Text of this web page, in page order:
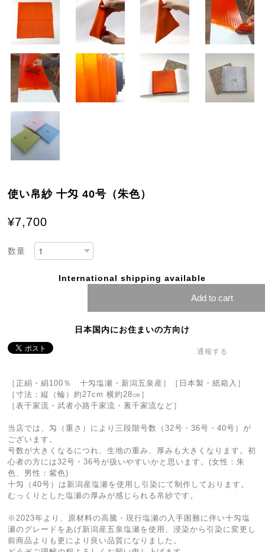
使い帛紗 十匁 40号（朱色）
¥7,700
数量
International shipping available
Add to cart
日本国内にお住まいの方向け
通報する
［正絹・絹100％ 十匁塩瀬・新潟五泉産］［日本製・紙箱入］
［寸法：縦（輪）約27cm 横約28㎝］
［表千家流・武者小路千家流・裏千家流など］
当店では、匁（重さ）により三段階号数（32号・36号・40号）が
ございます。
号数が大きくなるにつれ、生地の重み、厚みも大きくなります。初
心者の方には32号・36号が扱いやすいかと思います。(女性：朱
色、男性：紫色)
十匁（40号）は新潟産塩瀬を使用し引染にて制作しております。
むっくりとした塩瀬の厚みが感じられる帛紗です。
※2023年より、原材料の高騰・現行塩瀬の入手困難に伴い十匁塩
瀬のグレードをあげ新潟産五泉塩瀬を使用、浸染から引染に変更し
前商品よりも更により良い品質になりました。